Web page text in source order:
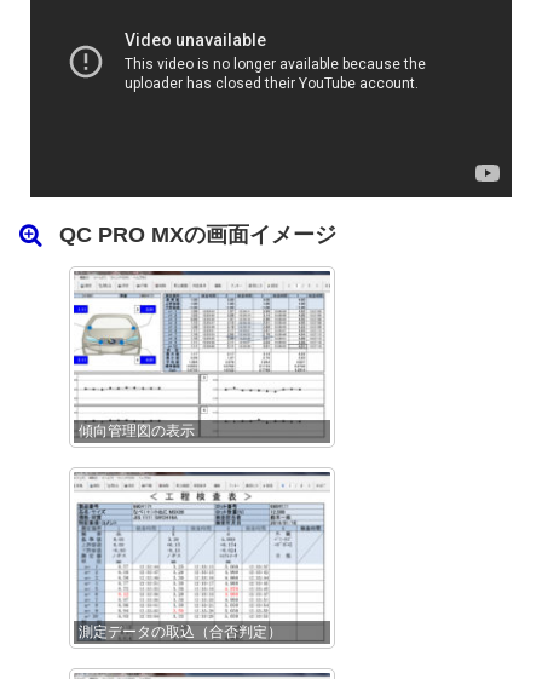
QC PRO MXの画面イメージ
傾向管理図の表示
測定データの取込（合否判定）